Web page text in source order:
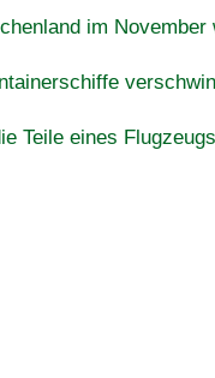
im November
Teile eines